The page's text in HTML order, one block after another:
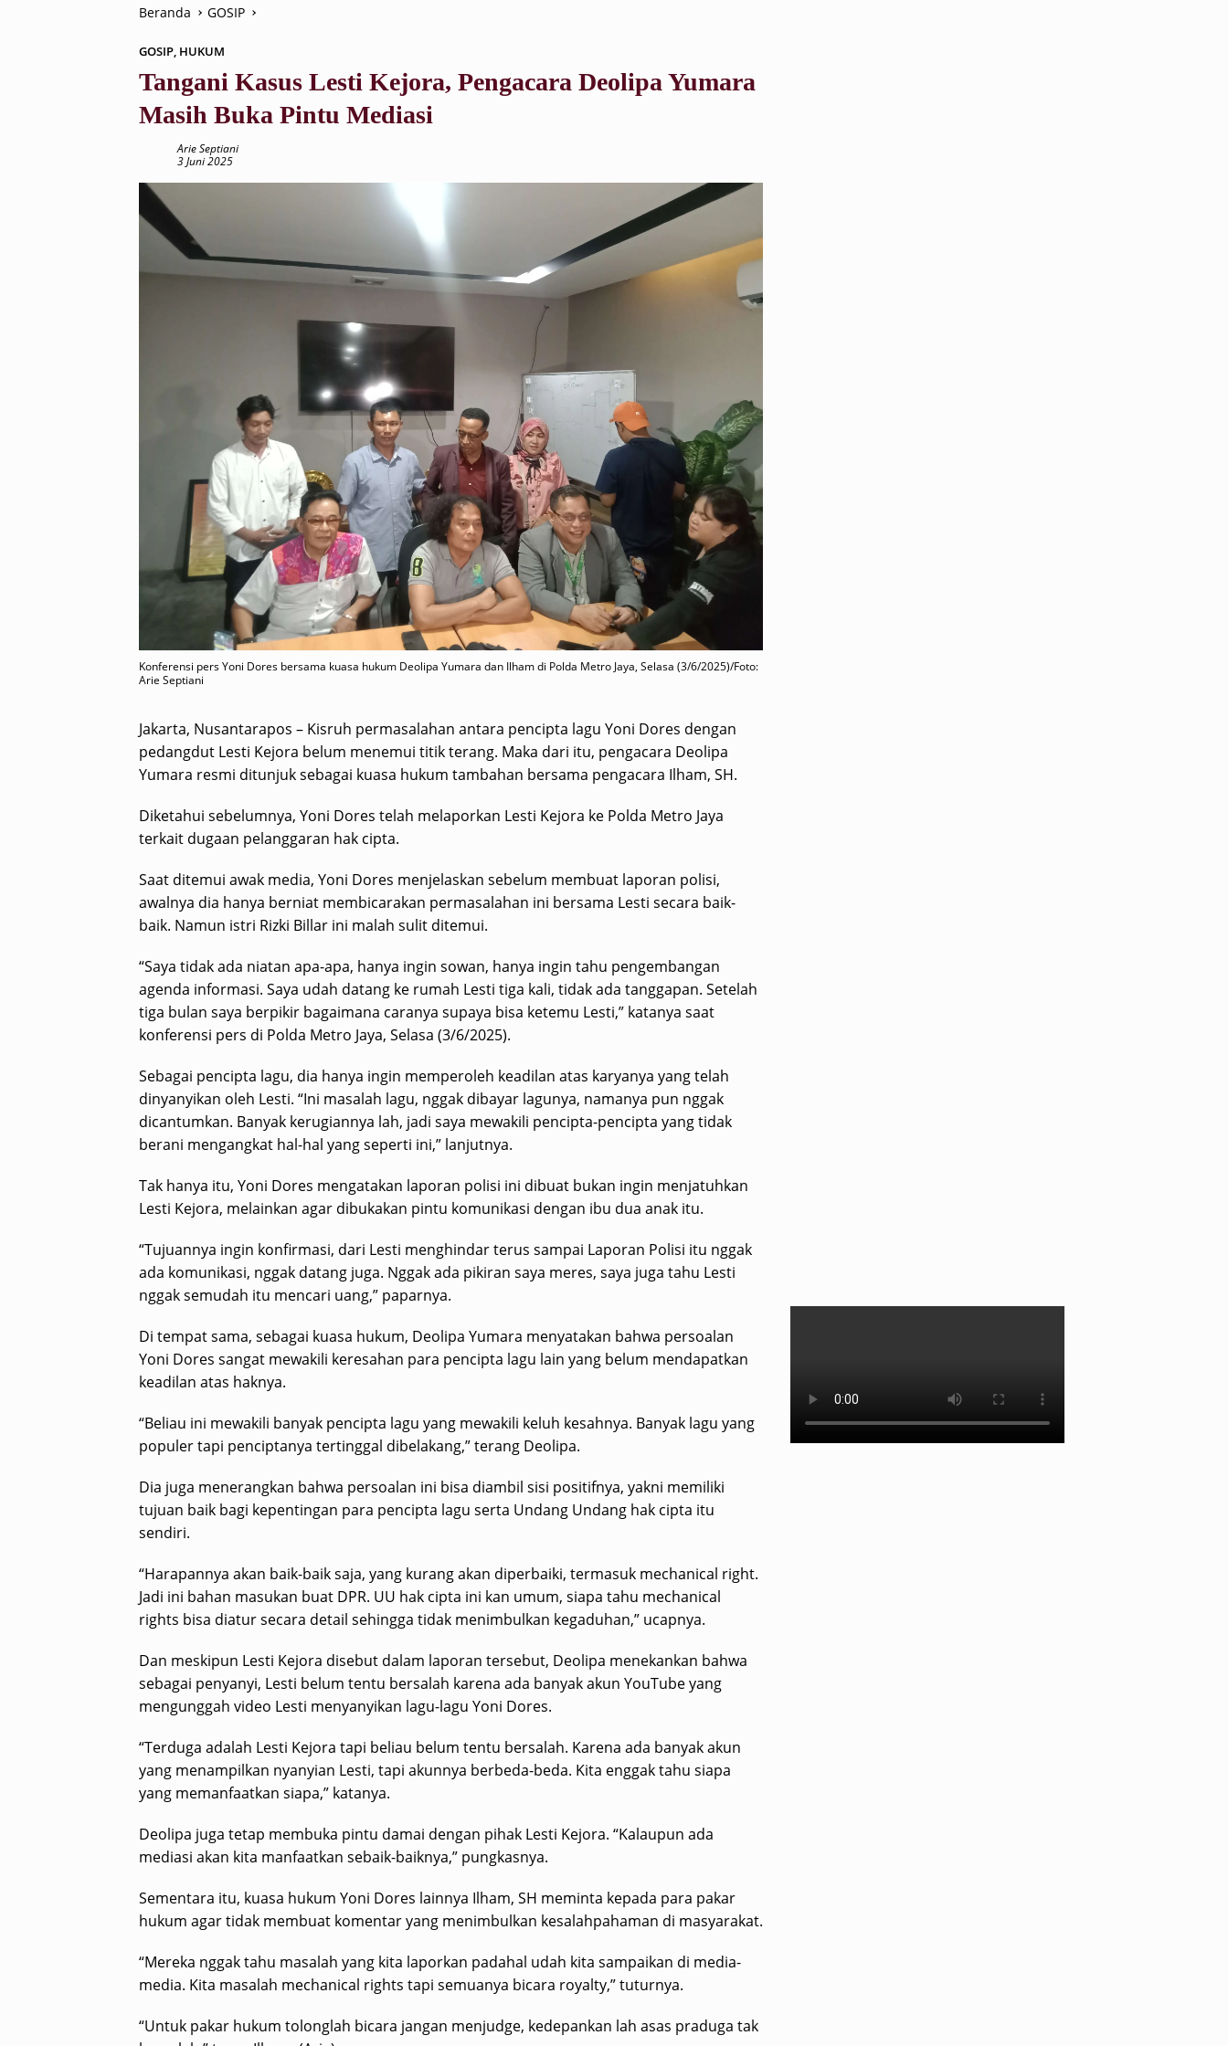
Beranda GOSIP
GOSIP, HUKUM
Tangani Kasus Lesti Kejora, Pengacara Deolipa Yumara
Masih Buka Pintu Mediasi
Arie Septiani
3 Juni 2025
Konferensi pers Yoni Dores bersama kuasa hukum Deolipa Yumara dan Ilham di Polda Metro Jaya, Selasa (3/6/2025)/Foto:
Arie Septiani
Jakarta, Nusantarapos – Kisruh permasalahan antara pencipta lagu Yoni Dores dengan
pedangdut Lesti Kejora belum menemui titik terang. Maka dari itu, pengacara Deolipa
Yumara resmi ditunjuk sebagai kuasa hukum tambahan bersama pengacara Ilham, SH.
Diketahui sebelumnya, Yoni Dores telah melaporkan Lesti Kejora ke Polda Metro Jaya
terkait dugaan pelanggaran hak cipta.
Saat ditemui awak media, Yoni Dores menjelaskan sebelum membuat laporan polisi,
awalnya dia hanya berniat membicarakan permasalahan ini bersama Lesti secara baik-
baik. Namun istri Rizki Billar ini malah sulit ditemui.
“Saya tidak ada niatan apa-apa, hanya ingin sowan, hanya ingin tahu pengembangan
agenda informasi. Saya udah datang ke rumah Lesti tiga kali, tidak ada tanggapan. Setelah
tiga bulan saya berpikir bagaimana caranya supaya bisa ketemu Lesti,” katanya saat
konferensi pers di Polda Metro Jaya, Selasa (3/6/2025).
Sebagai pencipta lagu, dia hanya ingin memperoleh keadilan atas karyanya yang telah
dinyanyikan oleh Lesti. “Ini masalah lagu, nggak dibayar lagunya, namanya pun nggak
dicantumkan. Banyak kerugiannya lah, jadi saya mewakili pencipta-pencipta yang tidak
berani mengangkat hal-hal yang seperti ini,” lanjutnya.
Tak hanya itu, Yoni Dores mengatakan laporan polisi ini dibuat bukan ingin menjatuhkan
Lesti Kejora, melainkan agar dibukakan pintu komunikasi dengan ibu dua anak itu.
“Tujuannya ingin konfirmasi, dari Lesti menghindar terus sampai Laporan Polisi itu nggak
ada komunikasi, nggak datang juga. Nggak ada pikiran saya meres, saya juga tahu Lesti
nggak semudah itu mencari uang,” paparnya.
Di tempat sama, sebagai kuasa hukum, Deolipa Yumara menyatakan bahwa persoalan
Yoni Dores sangat mewakili keresahan para pencipta lagu lain yang belum mendapatkan
keadilan atas haknya.
“Beliau ini mewakili banyak pencipta lagu yang mewakili keluh kesahnya. Banyak lagu yang
populer tapi penciptanya tertinggal dibelakang,” terang Deolipa.
Dia juga menerangkan bahwa persoalan ini bisa diambil sisi positifnya, yakni memiliki
tujuan baik bagi kepentingan para pencipta lagu serta Undang Undang hak cipta itu
sendiri.
“Harapannya akan baik-baik saja, yang kurang akan diperbaiki, termasuk mechanical right.
Jadi ini bahan masukan buat DPR. UU hak cipta ini kan umum, siapa tahu mechanical
rights bisa diatur secara detail sehingga tidak menimbulkan kegaduhan,” ucapnya.
Dan meskipun Lesti Kejora disebut dalam laporan tersebut, Deolipa menekankan bahwa
sebagai penyanyi, Lesti belum tentu bersalah karena ada banyak akun YouTube yang
mengunggah video Lesti menyanyikan lagu-lagu Yoni Dores.
“Terduga adalah Lesti Kejora tapi beliau belum tentu bersalah. Karena ada banyak akun
yang menampilkan nyanyian Lesti, tapi akunnya berbeda-beda. Kita enggak tahu siapa
yang memanfaatkan siapa,” katanya.
Deolipa juga tetap membuka pintu damai dengan pihak Lesti Kejora. “Kalaupun ada
mediasi akan kita manfaatkan sebaik-baiknya,” pungkasnya.
Sementara itu, kuasa hukum Yoni Dores lainnya Ilham, SH meminta kepada para pakar
hukum agar tidak membuat komentar yang menimbulkan kesalahpahaman di masyarakat.
“Mereka nggak tahu masalah yang kita laporkan padahal udah kita sampaikan di media-
media. Kita masalah mechanical rights tapi semuanya bicara royalty,” tuturnya.
“Untuk pakar hukum tolonglah bicara jangan menjudge, kedepankan lah asas praduga tak